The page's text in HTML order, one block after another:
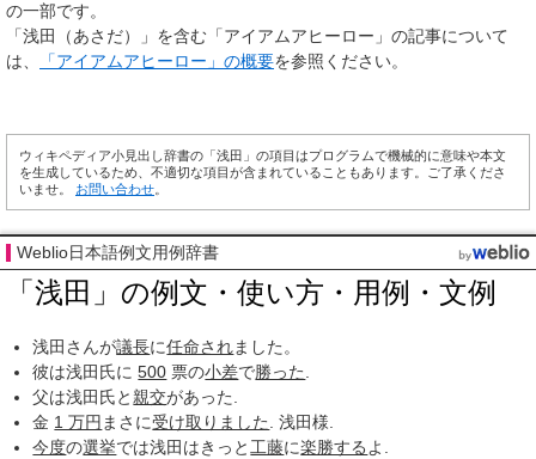
の一部です。
「浅田（あさだ）」を含む「アイアムアヒーロー」の記事について
は、
「アイアムアヒーロー」の概要を参照ください。
ウィキペディア小見出し辞書の「浅田」の項目はプログラムで機械的に意味や本文
を生成しているため、不適切な項目が含まれていることもあります。ご了承くださ
いませ。 お問い合わせ
Weblio日本語例文用例辞書
「浅田」の例文・使い方・用例・文例
浅田さんが議長に任命されました。
彼は浅田氏に500 票の小差で勝った.
父は浅田氏と親交があった.
金 1 万円 まさに受け取りました. 浅田様.
今度の選挙では浅田はきっと工藤に楽勝するよ.